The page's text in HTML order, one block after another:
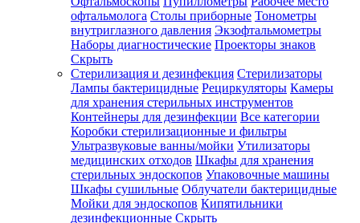
офтальмолога Столы приборные Тонометры
внутриглазного давления Экзофтальмометры
Наборы диагностические Проекторы знаков
Скрыть
Стерилизация и дезинфекция Стерилизаторы
Лампы бактерицидные Рециркуляторы Камеры
для хранения стерильных инструментов
Контейнеры для дезинфекции Все категории
Коробки стерилизационные и фильтры
Ультразвуковые ванны/мойки Утилизаторы
медицинских отходов Шкафы для хранения
стерильных эндоскопов Упаковочные машины
Шкафы сушильные Облучатели бактерицидные
Мойки для эндоскопов Кипятильники
дезинфекционные Скрыть